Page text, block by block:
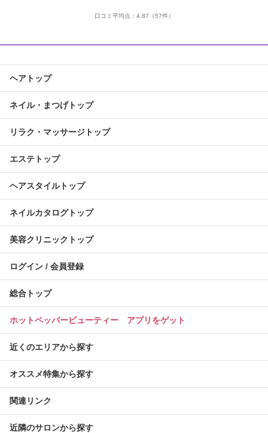
口コミ平均点： 4.87 （57件）
ヘアトップ
ネイル・まつげトップ
リラク・マッサージトップ
エステトップ
ヘアスタイルトップ
ネイルカタログトップ
美容クリニックトップ
ログイン / 会員登録
総合トップ
ホットペッパービューティー アプリをゲット
近くのエリアから探す
オススメ特集から探す
関連リンク
近隣のサロンから探す